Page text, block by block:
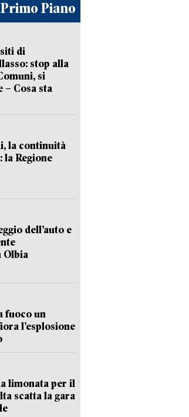
Primo Piano
di
stop alla
si
Cosa sta
la continuità
Regione
dell’auto e
Olbia
fuoco un
l’esplosione
limonata per il
scatta la gara